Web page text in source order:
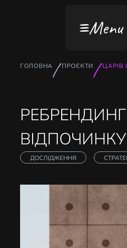
Menu
ГОЛОВНА ПРОЄКТИ ЦАРІВ
ВІДПОЧИНКУ
ДОСЛІДЖЕННЯ